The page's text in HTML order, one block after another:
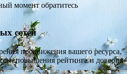
момент обратитесь
сетей
продвижения вашего ресурса,
повышения рейтинга и доверия